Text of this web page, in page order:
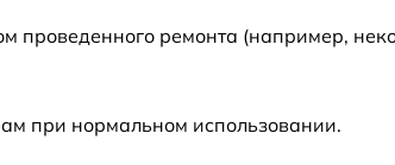
проведенного ремонта (например,
при нормальном использовании.